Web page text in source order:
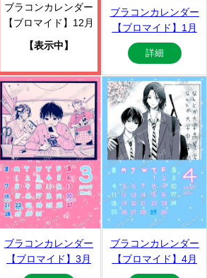
ブラコンカレンダー
【ブロマイド】12月
【表示中】
ブラコンカレンダー
【ブロマイド】1月
詳細
ブラコンカレンダー
【ブロマイド】3月
ブラコンカレンダー
【ブロマイド】4月